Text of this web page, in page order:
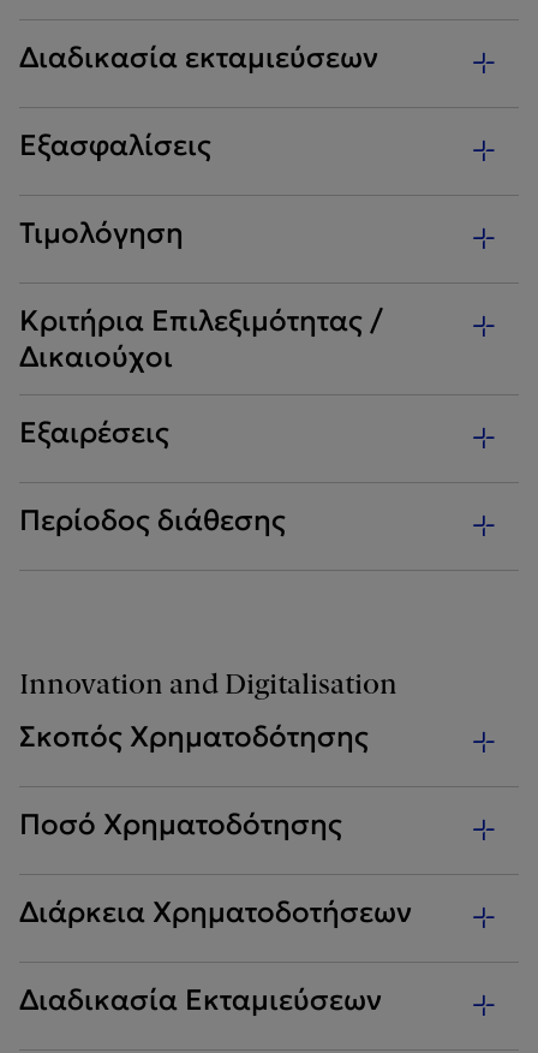
Διαδικασία εκταμιεύσεων
Εξασφαλίσεις
Τιμολόγηση
Κριτήρια Επιλεξιμότητας /
Δικαιούχοι
Εξαιρέσεις
Περίοδος διάθεσης
Innovation and Digitalisation
Σκοπός Χρηματοδότησης
Ποσό Χρηματοδότησης
Διάρκεια Χρηματοδοτήσεων
Διαδικασία Εκταμιεύσεων